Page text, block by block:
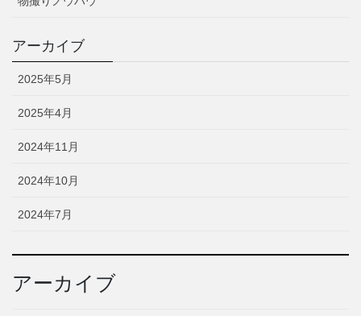
アーカイブ
2025年5月
2025年4月
2024年11月
2024年10月
2024年7月
アーカイブ